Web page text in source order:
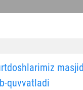
quvvatladi